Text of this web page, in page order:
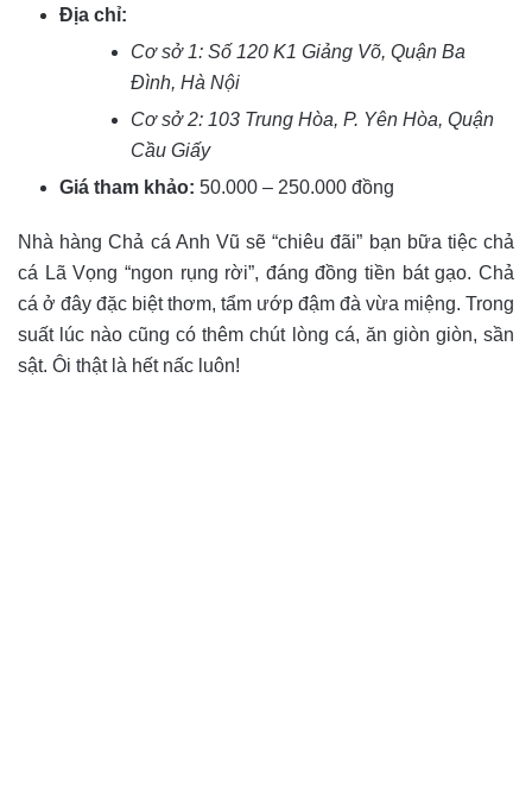
Địa chỉ:
Cơ sở 1: Số 120 K1 Giảng Võ, Quận Ba
Đình, Hà Nội
Cơ sở 2: 103 Trung Hòa, P. Yên Hòa, Quận
Cầu Giấy
Giá tham khảo: 50.000 – 250.000 đồng
Nhà hàng Chả cá Anh Vũ sẽ “chiêu đãi” bạn bữa tiệc chả
cá Lã Vọng “ngon rụng rời”, đáng đồng tiền bát gạo. Chả
cá ở đây đặc biệt thơm, tẩm ướp đậm đà vừa miệng. Trong
suất lúc nào cũng có thêm chút lòng cá, ăn giòn giòn, sần
sật. Ôi thật là hết nấc luôn!